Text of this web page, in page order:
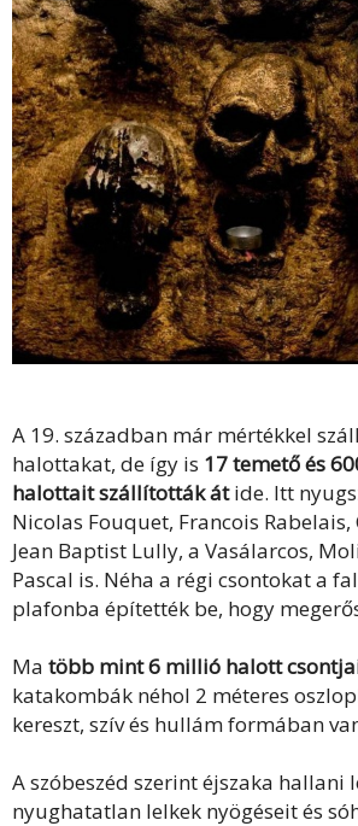
A 19. században már mértékkel
halottakat, de így is 17 temető és
halottait szállították átide. Itt
Nicolas Fouquet, Francois
Jean Baptist Lully, a Vasálarcos,
Pascal is. Néha a régi csontokat a
plafonba építették be, hogy
Ma több mint 6 millió halott
katakombák néhol 2 méteres
kereszt, szív és hullám formában
A szóbeszéd szerint éjszaka hallani
nyughatatlan lelkek nyögéseit és